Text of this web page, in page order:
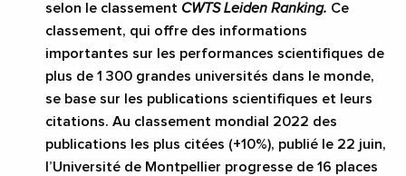
selon le classement CWTS Leiden Ranking. Ce
classement, qui offre des informations
importantes sur les performances scientifiques de
plus de 1 300 grandes universités dans le monde,
se base sur les publications scientifiques et leurs
citations. Au classement mondial 2022 des
publications les plus citées (+10%), publié le 22 juin,
l’Université de Montpellier progresse de 16 places